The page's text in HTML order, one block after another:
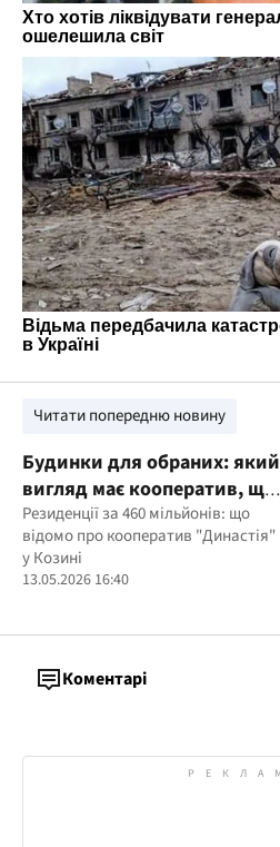
Читати попередню новину
Будинки для обраних: який
вигляд має кооператив, що
пов’язують з Єрмаком та
Міндічем
Резиденції за 460 мільйонів: що
відомо про кооператив "Династія"
у Козині
13.05.2026 16:40
Коментарі